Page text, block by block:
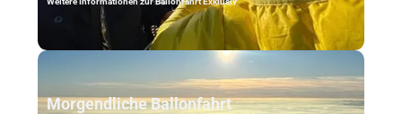
Morgendliche Ballonfahrt